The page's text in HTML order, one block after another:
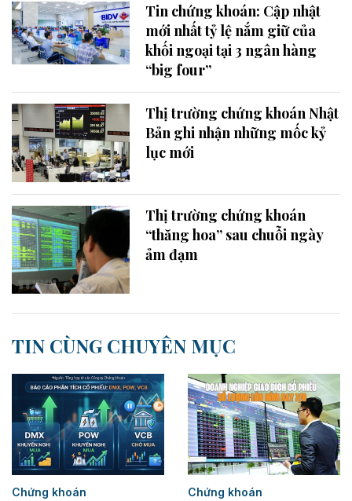
Tin chứng khoán: Cập nhật
mới nhất tỷ lệ nắm giữ của
khối ngoại tại 3 ngân hàng
“big four”
Thị trường chứng khoán Nhật
Bản ghi nhận những mốc kỷ
lục mới
Thị trường chứng khoán
“thăng hoa” sau chuỗi ngày
ảm đạm
TIN CÙNG CHUYÊN MỤC
Chứng khoán Chứng khoán